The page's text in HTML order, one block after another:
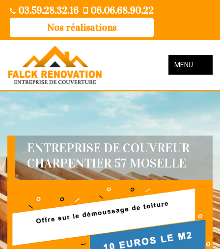
03.59.28.32.16
06.06.68.90.22
Nos réalisations
MENU
ENTREPRISE DE COUVREUR
CHARPENTIER 57 MOSELLE